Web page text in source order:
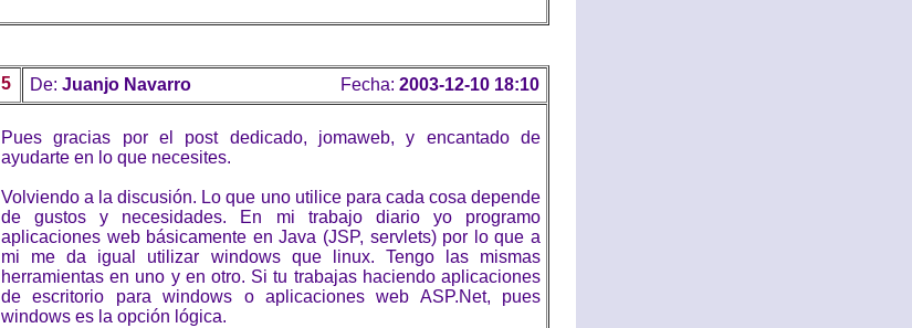
5 De: Juanjo Navarro Fecha: 2003-12-10 18:10
Pues gracias por el post dedicado, jomaweb, y encantado de
ayudarte en lo que necesites.
Volviendo a la discusión. Lo que uno utilice para cada cosa depende
de gustos y necesidades. En mi trabajo diario yo programo
aplicaciones web básicamente en Java (JSP, servlets) por lo que a
mi me da igual utilizar windows que linux. Tengo las mismas
herramientas en uno y en otro. Si tu trabajas haciendo aplicaciones
de escritorio para windows o aplicaciones web ASP.Net, pues
windows es la opción lógica.